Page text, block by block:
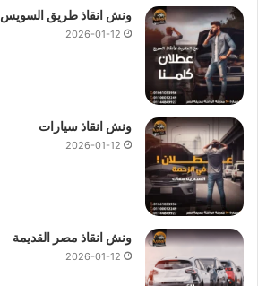
ونش انقاذ طريق السويس
2026-01-12
ونش انقاذ سيارات
2026-01-12
ونش انقاذ مصر القديمة
2026-01-12